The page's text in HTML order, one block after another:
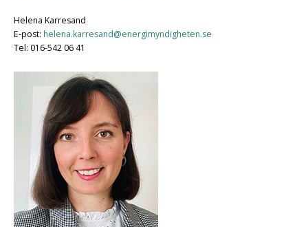
Helena Karresand
E-post: helena.karresand@energimyndigheten.se
Tel: 016-542 06 41